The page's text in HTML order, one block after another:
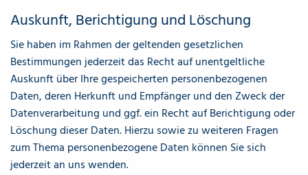
Auskunft, Berichtigung und Löschung
Sie haben im Rahmen der geltenden gesetzlichen
Bestimmungen jederzeit das Recht auf unentgeltliche
Auskunft über Ihre gespeicherten personenbezogenen
Daten, deren Herkunft und Empfänger und den Zweck der
Datenverarbeitung und ggf. ein Recht auf Berichtigung oder
Löschung dieser Daten. Hierzu sowie zu weiteren Fragen
zum Thema personenbezogene Daten können Sie sich
jederzeit an uns wenden.